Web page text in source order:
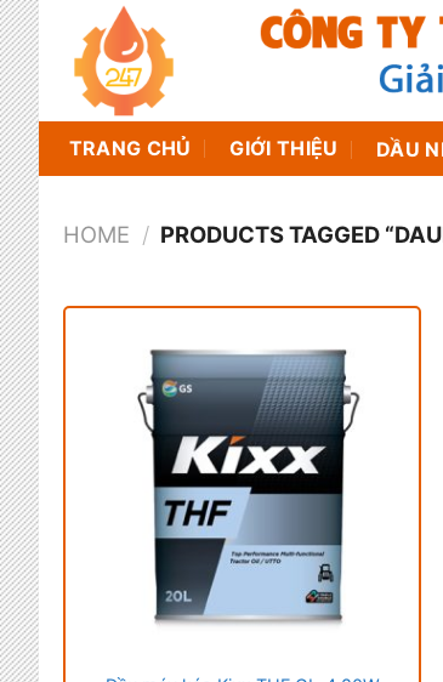
Chuyển
đến
nội
dung
TRANG CHỦ GIỚI THIỆU DẦU
HOME / PRODUCTS TAGGED